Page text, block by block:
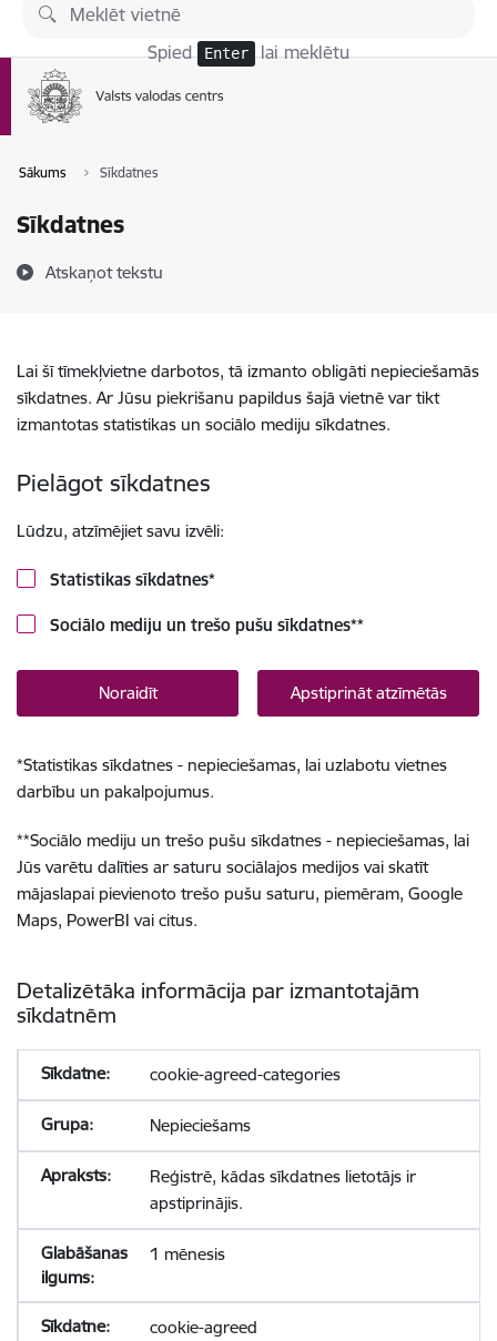
Pāriet uz lapas saturu
Spied Enter lai meklētu
Sākums Sīkdatnes
Sīkdatnes
Atskaņot tekstu
Lai šī tīmekļvietne darbotos, tā izmanto obligāti nepieciešamās
sīkdatnes. Ar Jūsu piekrišanu papildus šajā vietnē var tikt
izmantotas statistikas un sociālo mediju sīkdatnes.
Pielāgot sīkdatnes
Lūdzu, atzīmējiet savu izvēli:
Statistikas sīkdatnes*
Sociālo mediju un trešo pušu sīkdatnes**
Noraidīt Apstiprināt atzīmētās
*Statistikas sīkdatnes - nepieciešamas, lai uzlabotu vietnes
darbību un pakalpojumus.
**Sociālo mediju un trešo pušu sīkdatnes - nepieciešamas, lai
Jūs varētu dalīties ar saturu sociālajos medijos vai skatīt
mājaslapai pievienoto trešo pušu saturu, piemēram, Google
Maps, PowerBI vai citus.
Detalizētāka informācija par izmantotajām
sīkdatnēm
cookie-agreed-categories
Nepieciešams
Reģistrē, kādas sīkdatnes lietotājs ir
apstiprinājis.
1 mēnesis
cookie-agreed